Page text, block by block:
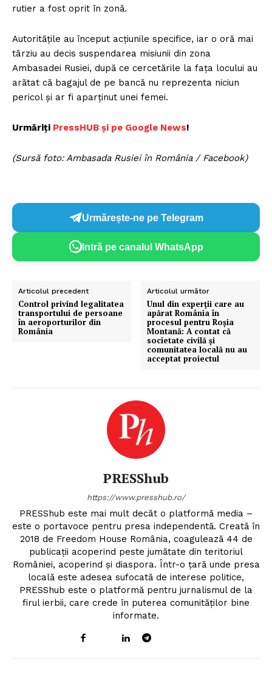
rutier a fost oprit în zonă.
Autoritățile au început acțiunile specifice, iar o oră mai
târziu au decis suspendarea misiunii din zona
Ambasadei Rusiei, după ce cercetările la fața locului au
arătat că bagajul de pe bancă nu reprezenta niciun
pericol și ar fi aparținut unei femei.
Urmăriți PressHUB și pe Google News!
(Sursă foto: Ambasada Rusiei în România / Facebook)
Urmărește-ne pe Telegram
Intră pe canalul WhatsApp
Articolul precedent
Control privind legalitatea
transportului de persoane
în aeroporturilor din
România
Articolul următor
Unul din experții care au
apărat România în
procesul pentru Roșia
Montană: A contat că
societate civilă și
comunitatea locală nu au
acceptat proiectul
PRESShub
https://www.presshub.ro/
PRESShub este mai mult decât o platformă media –
este o portavoce pentru presa independentă. Creată în
2018 de Freedom House România, coagulează 44 de
publicații acoperind peste jumătate din teritoriul
României, acoperind și diaspora. Într-o țară unde presa
locală este adesea sufocată de interese politice,
PRESShub este o platformă pentru jurnalismul de la
firul ierbii, care crede în puterea comunităților bine
informate.